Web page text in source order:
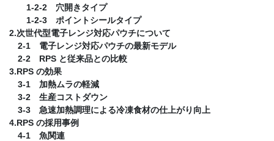
1-2-2 穴開きタイプ
1-2-3 ポイントシールタイプ
2.次世代型電子レンジ対応パウチについて
2-1 電子レンジ対応パウチの最新モデル
2-2 RPS と従来品との比較
3.RPS の効果
3-1 加熱ムラの軽減
3-2 生産コストダウン
3-3 急速加熱調理による冷凍食材の仕上がり向上
4.RPS の採用事例
4-1 魚関連